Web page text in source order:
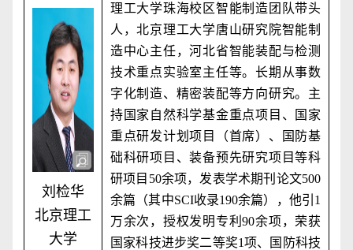
刘检华
北京理工
大学
理工大学珠海校区智能制造团队带头
人，北京理工大学唐山研究院智能制
造中心主任，河北省智能装配与检测
技术重点实验室主任等。长期从事数
字化制造、精密装配等方向研究。主
持国家自然科学基金重点项目、国家
重点研发计划项目（首席）、国防基
础科研项目、装备预先研究项目等科
研项目 50余项，发表学术期刊论文500
余篇（其中SCI收录190余篇），他引 1
万余次，授权发明专利90余项，荣获
国家科技进步奖二等奖1项、国防科技